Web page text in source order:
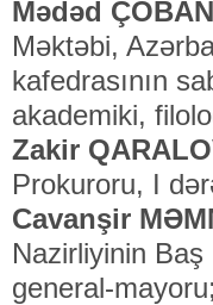
Mədəd
Məktəbi,
kafedrasının
akademiki,
Zakir
Prokuroru, I
Cavanşir
Nazirliyinin
general-mayoru;